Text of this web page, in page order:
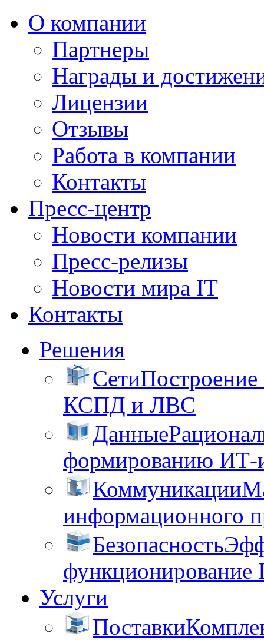
О компании
Партнеры
Награды и
Лицензии
Отзывы
Работа в компании
Контакты
Пресс-центр
Новости компании
Пресс-релизы
Новости мира IT
Контакты
Решения
Сети
КСПД и ЛВС
Данные
формированию ИТ-
Коммуникации
информационного
Безопасность
функционирование
Услуги
Поставки